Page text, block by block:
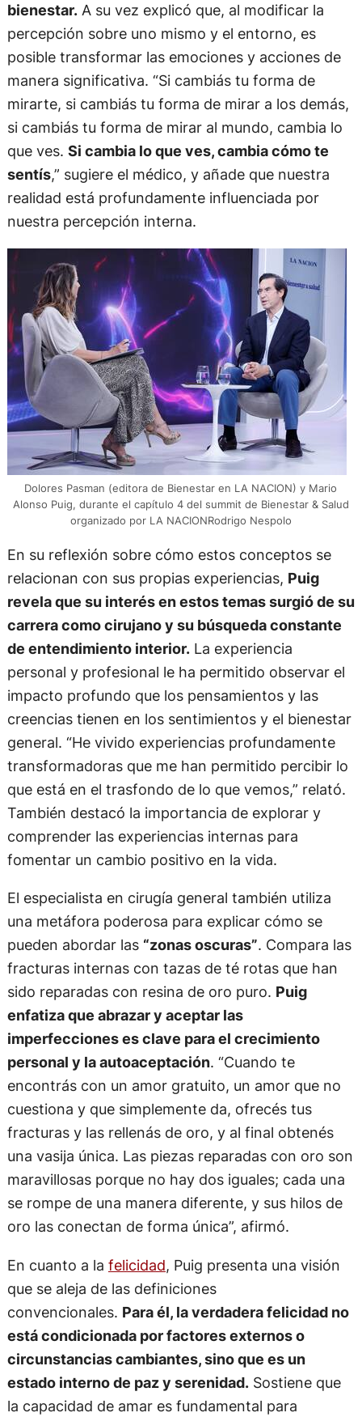
bienestar.A su vez explicó que, al modificar la
percepción sobre uno mismo y el entorno, es
posible transformar las emociones y acciones de
manera significativa. “Si cambiás tu forma de
mirarte, si cambiás tu forma de mirar a los demás,
si cambiás tu forma de mirar al mundo, cambia lo
que ves. Si cambia lo que ves, cambia cómo te
sentís,” sugiere el médico, y añade que nuestra
realidad está profundamente influenciada por
nuestra percepción interna.
Dolores Pasman (editora de Bienestar en LA NACION) y Mario
Alonso Puig, durante el capítulo 4 del summit de Bienestar & Salud
organizado por LA NACIONRodrigo Nespolo
En su reflexión sobre cómo estos conceptos se
relacionan con sus propias experiencias, Puig
revela que su interés en estos temas surgió de su
carrera como cirujano y su búsqueda constante
de entendimiento interior.La experiencia
personal y profesional le ha permitido observar el
impacto profundo que los pensamientos y las
creencias tienen en los sentimientos y el bienestar
general. “He vivido experiencias profundamente
transformadoras que me han permitido percibir lo
que está en el trasfondo de lo que vemos,” relató.
También destacó la importancia de explorar y
comprender las experiencias internas para
fomentar un cambio positivo en la vida.
El especialista en cirugía general también utiliza
una metáfora poderosa para explicar cómo se
pueden abordar las “zonas oscuras”. Compara las
fracturas internas con tazas de té rotas que han
sido reparadas con resina de oro puro. Puig
enfatiza que abrazar y aceptar las
imperfecciones es clave para el crecimiento
personal y la autoaceptación. “Cuando te
encontrás con un amor gratuito, un amor que no
cuestiona y que simplemente da, ofrecés tus
fracturas y las rellenás de oro, y al final obtenés
una vasija única. Las piezas reparadas con oro son
maravillosas porque no hay dos iguales; cada una
se rompe de una manera diferente, y sus hilos de
oro las conectan de forma única”, afirmó.
En cuanto a la felicidad, Puig presenta una visión
que se aleja de las definiciones
convencionales. Para él, la verdadera felicidad no
está condicionada por factores externos o
circunstancias cambiantes, sino que es un
estado interno de paz y serenidad.Sostiene que
la capacidad de amar es fundamental para